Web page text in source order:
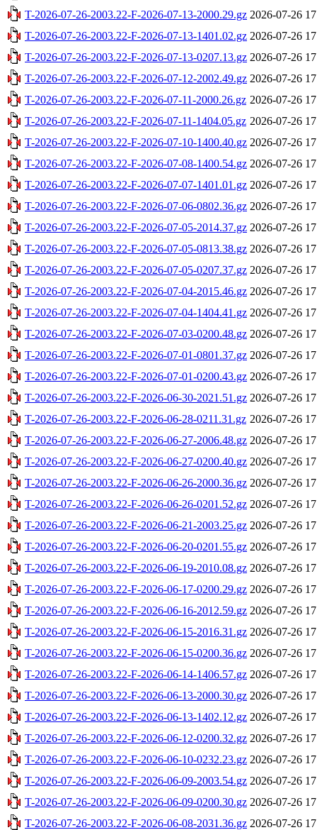
T-2026-07-26-2003.22-F-2026-07-13-2000.29.gz 2026-07-26
T-2026-07-26-2003.22-F-2026-07-13-1401.02.gz 2026-07-26
T-2026-07-26-2003.22-F-2026-07-13-0207.13.gz 2026-07-26
T-2026-07-26-2003.22-F-2026-07-12-2002.49.gz 2026-07-26
T-2026-07-26-2003.22-F-2026-07-11-2000.26.gz 2026-07-26
T-2026-07-26-2003.22-F-2026-07-11-1404.05.gz 2026-07-26
T-2026-07-26-2003.22-F-2026-07-10-1400.40.gz 2026-07-26
T-2026-07-26-2003.22-F-2026-07-08-1400.54.gz 2026-07-26
T-2026-07-26-2003.22-F-2026-07-07-1401.01.gz 2026-07-26
T-2026-07-26-2003.22-F-2026-07-06-0802.36.gz 2026-07-26
T-2026-07-26-2003.22-F-2026-07-05-2014.37.gz 2026-07-26
T-2026-07-26-2003.22-F-2026-07-05-0813.38.gz 2026-07-26
T-2026-07-26-2003.22-F-2026-07-05-0207.37.gz 2026-07-26
T-2026-07-26-2003.22-F-2026-07-04-2015.46.gz 2026-07-26
T-2026-07-26-2003.22-F-2026-07-04-1404.41.gz 2026-07-26
T-2026-07-26-2003.22-F-2026-07-03-0200.48.gz 2026-07-26
T-2026-07-26-2003.22-F-2026-07-01-0801.37.gz 2026-07-26
T-2026-07-26-2003.22-F-2026-07-01-0200.43.gz 2026-07-26
T-2026-07-26-2003.22-F-2026-06-30-2021.51.gz 2026-07-26
T-2026-07-26-2003.22-F-2026-06-28-0211.31.gz 2026-07-26
T-2026-07-26-2003.22-F-2026-06-27-2006.48.gz 2026-07-26
T-2026-07-26-2003.22-F-2026-06-27-0200.40.gz 2026-07-26
T-2026-07-26-2003.22-F-2026-06-26-2000.36.gz 2026-07-26
T-2026-07-26-2003.22-F-2026-06-26-0201.52.gz 2026-07-26
T-2026-07-26-2003.22-F-2026-06-21-2003.25.gz 2026-07-26
T-2026-07-26-2003.22-F-2026-06-20-0201.55.gz 2026-07-26
T-2026-07-26-2003.22-F-2026-06-19-2010.08.gz 2026-07-26
T-2026-07-26-2003.22-F-2026-06-17-0200.29.gz 2026-07-26
T-2026-07-26-2003.22-F-2026-06-16-2012.59.gz 2026-07-26
T-2026-07-26-2003.22-F-2026-06-15-2016.31.gz 2026-07-26
T-2026-07-26-2003.22-F-2026-06-15-0200.36.gz 2026-07-26
T-2026-07-26-2003.22-F-2026-06-14-1406.57.gz 2026-07-26
T-2026-07-26-2003.22-F-2026-06-13-2000.30.gz 2026-07-26
T-2026-07-26-2003.22-F-2026-06-13-1402.12.gz 2026-07-26
T-2026-07-26-2003.22-F-2026-06-12-0200.32.gz 2026-07-26
T-2026-07-26-2003.22-F-2026-06-10-0232.23.gz 2026-07-26
T-2026-07-26-2003.22-F-2026-06-09-2003.54.gz 2026-07-26
T-2026-07-26-2003.22-F-2026-06-09-0200.30.gz 2026-07-26
T-2026-07-26-2003.22-F-2026-06-08-2031.36.gz 2026-07-26